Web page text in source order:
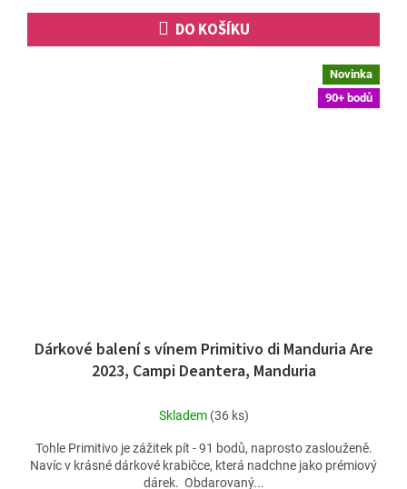
DO KOŠÍKU
Novinka
90+ bodů
Dárkové balení s vínem Primitivo di Manduria Are
2023, Campi Deantera, Manduria
Skladem (36 ks)
Tohle Primitivo je zážitek pít - 91 bodů, naprosto zaslouženě.
Navíc v krásné dárkové krabičce, která nadchne jako prémiový
dárek. Obdarovaný...